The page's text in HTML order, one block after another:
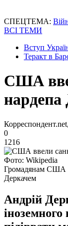
СПЕЦТЕМА:
ВСІ ТЕМИ
Вступ
Теракт в
США
нардепа
0
1216
Фото: Wikipedia
Громадянам США
Деркачем
Андрій
іноземного